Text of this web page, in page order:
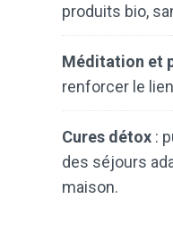
produits bio,
Méditation et
renforcer le
Cures détox :
des séjours
maison.